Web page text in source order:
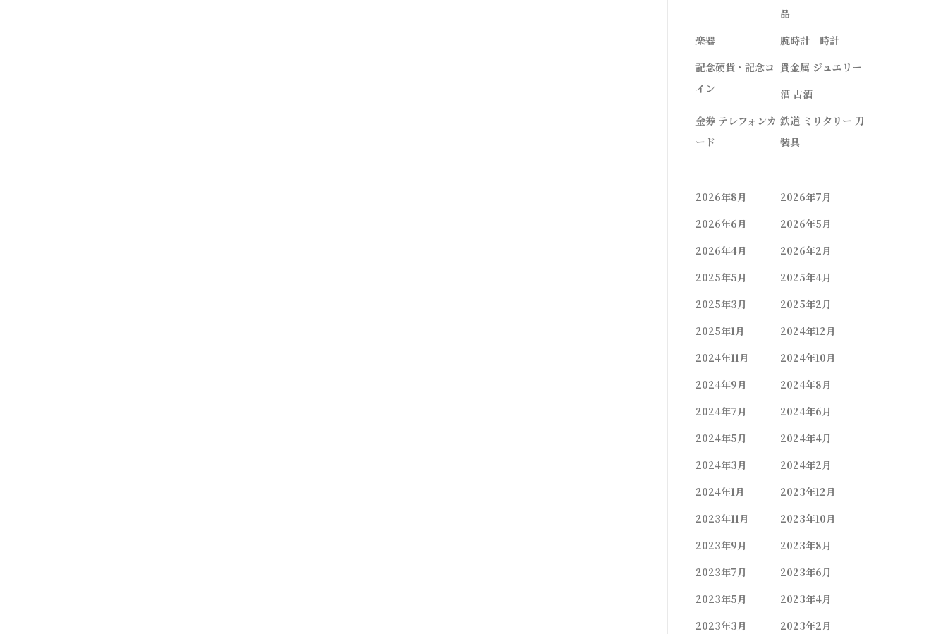
品
楽器
腕時計 時計
記念硬貨・記念コ
イン
貴金属 ジュエリー
酒 古酒
金券 テレフォンカ
ード
鉄道 ミリタリー 刀
装具
2026年8月
2026年7月
2026年6月
2026年5月
2026年4月
2026年2月
2025年5月
2025年4月
2025年3月
2025年2月
2025年1月
2024年12月
2024年11月
2024年10月
2024年9月
2024年8月
2024年7月
2024年6月
2024年5月
2024年4月
2024年3月
2024年2月
2024年1月
2023年12月
2023年11月
2023年10月
2023年9月
2023年8月
2023年7月
2023年6月
2023年5月
2023年4月
2023年3月
2023年2月